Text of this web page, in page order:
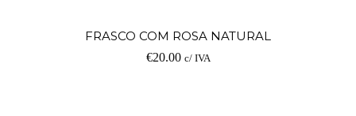
FRASCO COM ROSA NATURAL
€20.00 c/ IVA